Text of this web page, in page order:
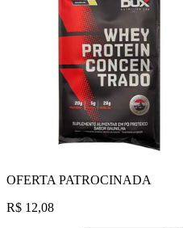
OFERTAPATROCINADA
R$ 12,08